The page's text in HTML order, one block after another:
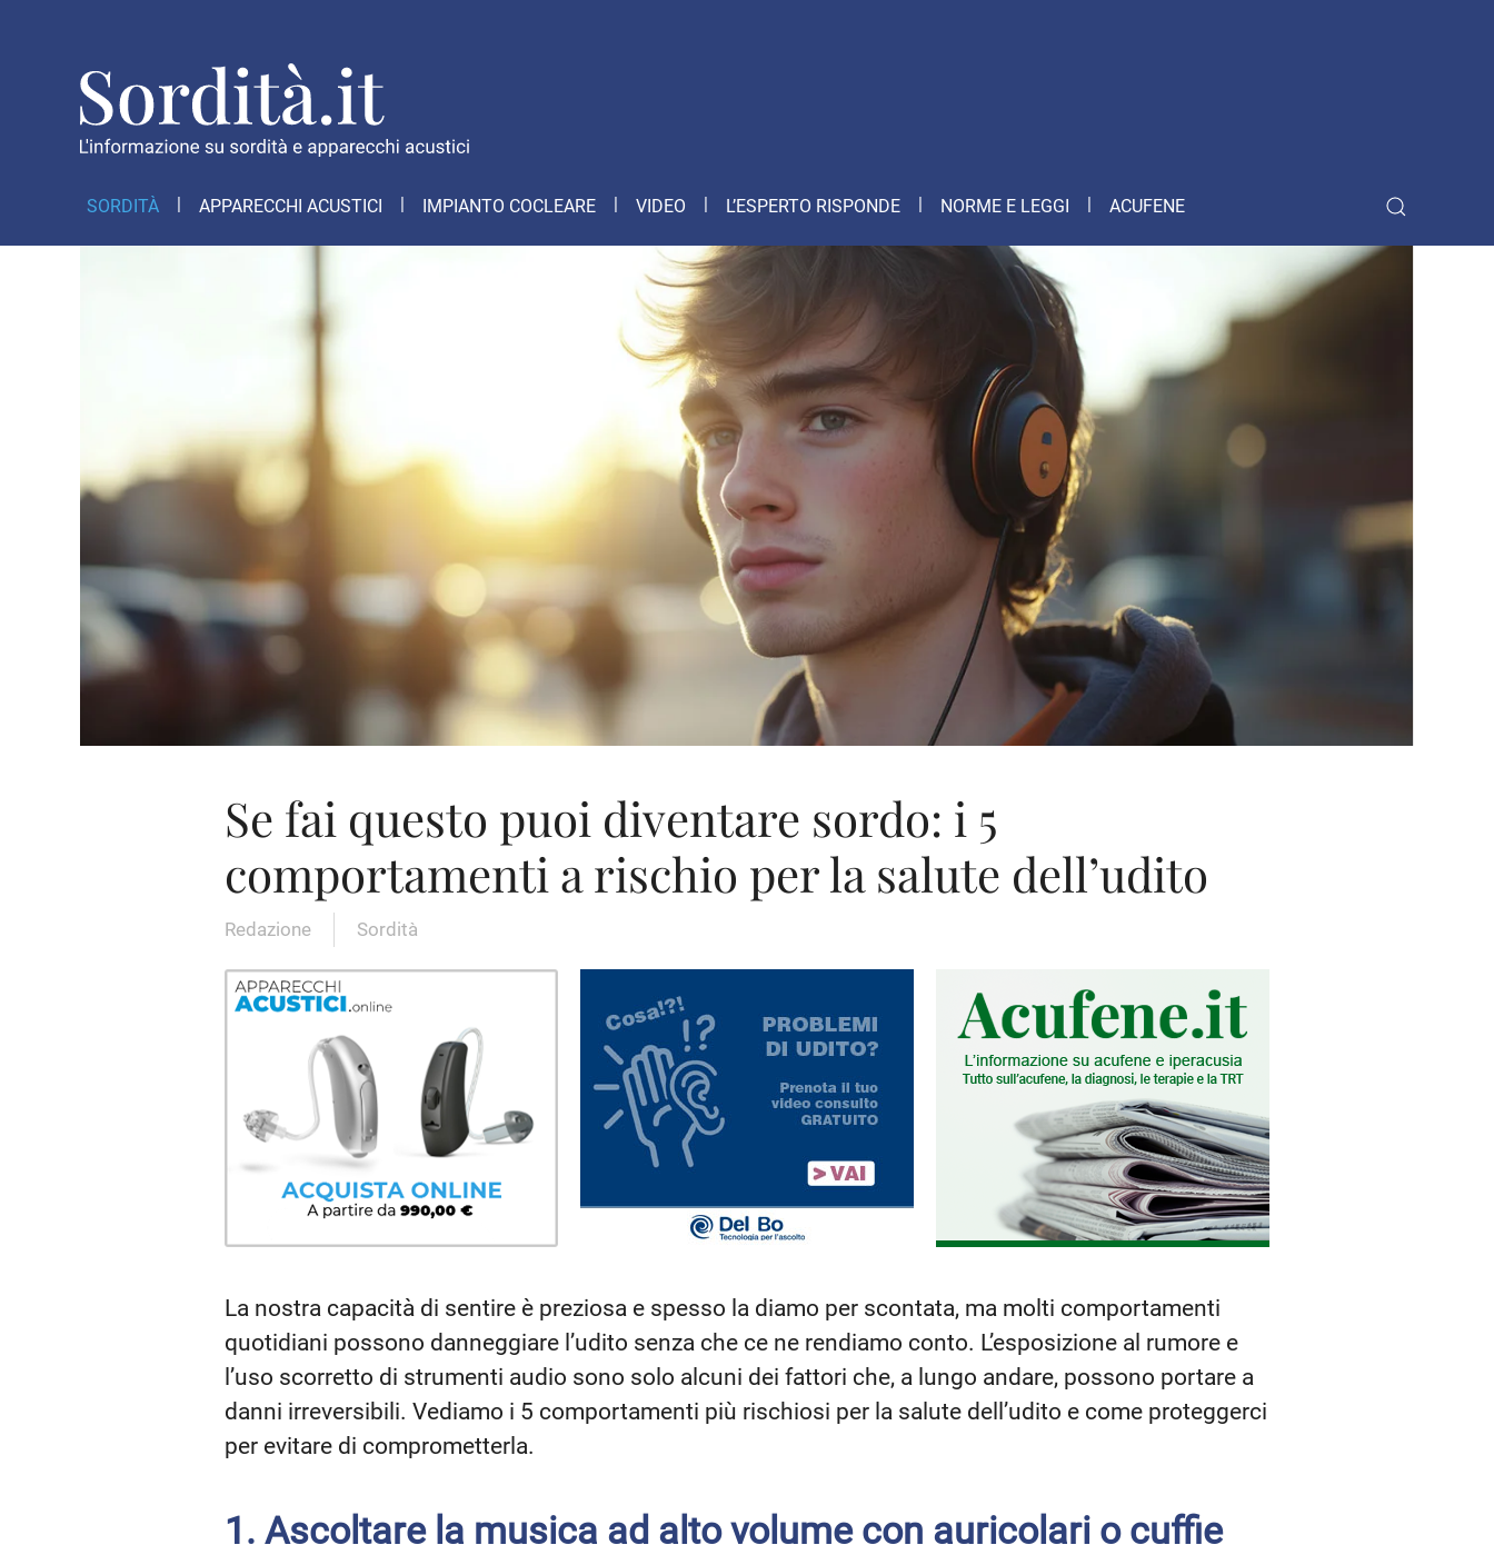
SORDITÀ APPARECCHI ACUSTICI IMPIANTO COCLEARE VIDEO L’ESPERTO RISPONDE NORME E LEGGI ACUFENE
Se fai questo puoi diventare sordo: i 5
comportamenti a rischio per la salute dell’udito
Redazione Sordità
La nostra capacità di sentire è preziosa e spesso la diamo per scontata, ma molti comportamenti
quotidiani possono danneggiare l’udito senza che ce ne rendiamo conto. L’esposizione al rumore e
l’uso scorretto di strumenti audio sono solo alcuni dei fattori che, a lungo andare, possono portare a
danni irreversibili. Vediamo i 5 comportamenti più rischiosi per la salute dell’udito e come proteggerci
per evitare di comprometterla.
1. Ascoltare la musica ad alto volume con auricolari o cuffie